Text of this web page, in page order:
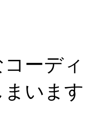
ーデ
いま